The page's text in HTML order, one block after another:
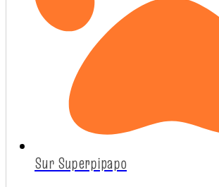
Sur Superpipapo